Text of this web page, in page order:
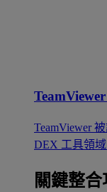
TeamViewer
DEX 工具領
關鍵整合